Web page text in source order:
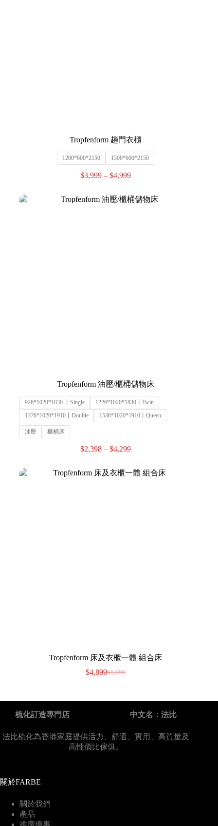
Tropfenform 趟門衣櫃
1200*600*2150 1500*600*2150
$3,999 – $4,999
Tropfenform 油壓/櫃桶儲物床
926*1020*1830 丨Single
1226*1020*1830丨Twin
1376*1020*1910丨Double
1536*1020*1910丨Queen
油壓 櫃桶床
$2,398 – $4,299
Tropfenform 床及衣櫃一體 組合床
$6,999
$4,899
梳化訂造專門店 中文名：法比
法比梳化為香港家庭提供活力、舒適、實用、高質量及
高性價比傢俱。
關於FARBE
關於我們
產品